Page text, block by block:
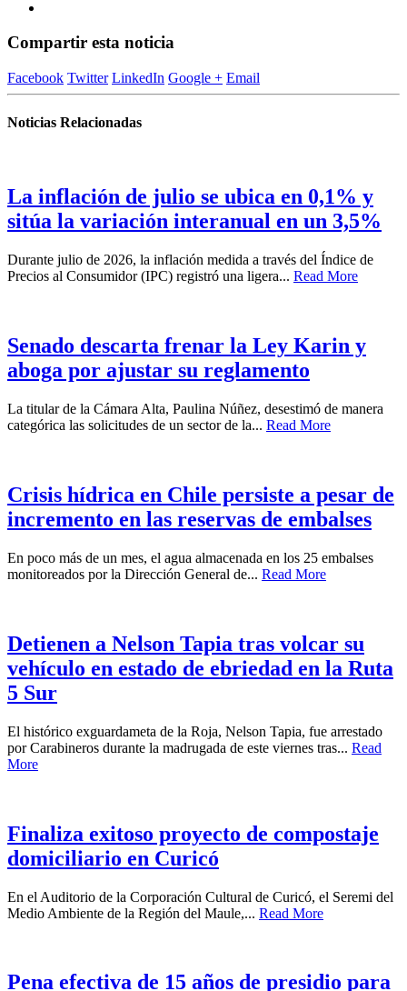
Compartir esta noticia
Facebook Twitter LinkedIn Google + Email
Noticias Relacionadas
La inflación de julio se ubica en 0,1% y
sitúa la variación interanual en un 3,5%
Durante julio de 2026, la inflación medida a través del Índice de
Precios al Consumidor (IPC) registró una ligera... Read More
Senado descarta frenar la Ley Karin y
aboga por ajustar su reglamento
La titular de la Cámara Alta, Paulina Núñez, desestimó de manera
categórica las solicitudes de un sector de la... Read More
Crisis hídrica en Chile persiste a pesar de
incremento en las reservas de embalses
En poco más de un mes, el agua almacenada en los 25 embalses
monitoreados por la Dirección General de... Read More
Detienen a Nelson Tapia tras volcar su
vehículo en estado de ebriedad en la Ruta
5 Sur
El histórico exguardameta de la Roja, Nelson Tapia, fue arrestado
por Carabineros durante la madrugada de este viernes tras... Read
More
Finaliza exitoso proyecto de compostaje
domiciliario en Curicó
En el Auditorio de la Corporación Cultural de Curicó, el Seremi del
Medio Ambiente de la Región del Maule,... Read More
Pena efectiva de 15 años de presidio para